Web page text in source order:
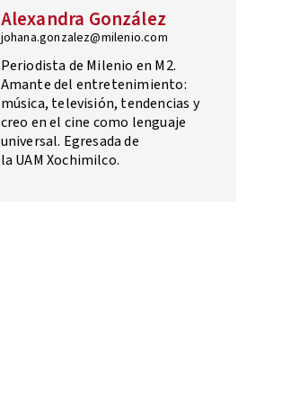
Alexandra González
johana.gonzalez@milenio.com
Periodista de Milenio en M2.
Amante del entretenimiento:
música, televisión, tendencias y
creo en el cine como lenguaje
universal. Egresada de
la UAM Xochimilco.